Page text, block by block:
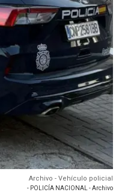
Archivo - Vehículo policial
- POLICÍA NACIONAL - Archivo